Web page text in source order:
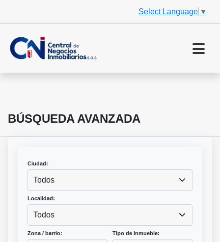
Select Language ▼
BÚSQUEDA AVANZADA
Ciudad:
Todos
Localidad:
Todos
Zona / barrio: Tipo de inmueble: